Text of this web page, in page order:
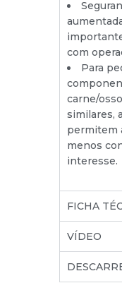
com
Para
carne/
similares,
permitem
menos
interesse.
FICHA
VÍDEO